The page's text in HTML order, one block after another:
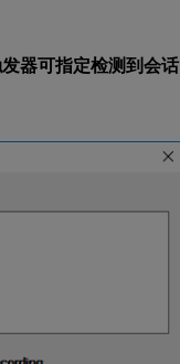
器可指定检测到会话